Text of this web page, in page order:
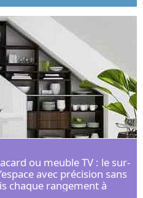
ou meuble TV : le sur-
avec précision sans
chaque rangement à